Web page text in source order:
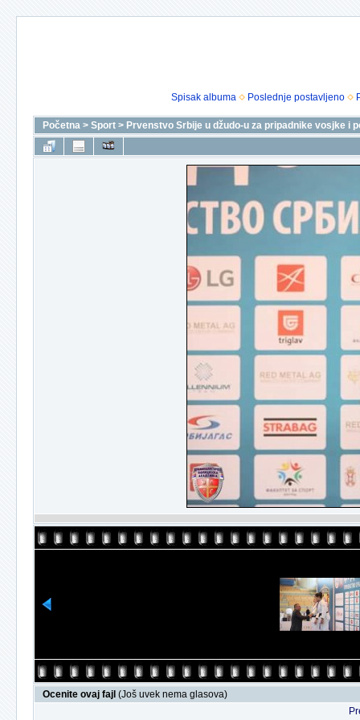
Spisak albuma Poslednje postavljeno
Početna > Sport > Prvenstvo Srbije u džudo-u za pripadnike vosjke i
Ocenite ovaj fajl (Još uvek nema glasova)